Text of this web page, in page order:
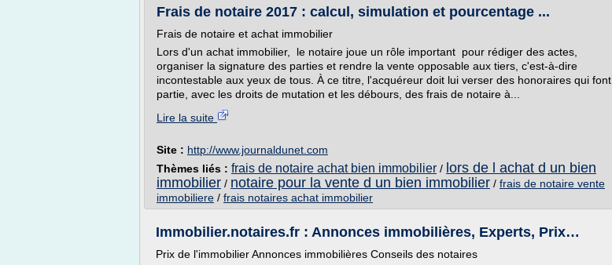
Frais de notaire 2017 : calcul, simulation et pourcentage ...
Frais de notaire et achat immobilier
Lors d'un achat immobilier, le notaire joue un rôle important pour rédiger des actes,
organiser la signature des parties et rendre la vente opposable aux tiers, c'est-à-dire
incontestable aux yeux de tous. À ce titre, l'acquéreur doit lui verser des honoraires qui font
partie, avec les droits de mutation et les débours, des frais de notaire à...
Lire la suite
Site : http://www.journaldunet.com
Thèmes liés : frais de notaire achat bien immobilier / lors de l achat d un bien
immobilier / notaire pour la vente d un bien immobilier / frais de notaire vente
immobiliere / frais notaires achat immobilier
Immobilier.notaires.fr : Annonces immobilières, Experts, Prix…
Prix de l'immobilier Annonces immobilières Conseils des notaires